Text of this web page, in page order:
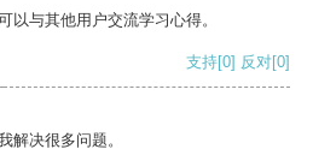
以与其他用户交流学习心得。
支持[0] 反对[0]
解决很多问题。